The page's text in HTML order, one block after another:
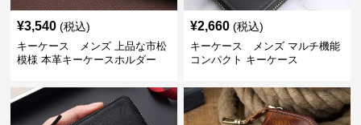
¥3,540 (税込)
キーケース メンズ 上品な市松
模様 本革キーケースホルダー
¥2,660 (税込)
キーケース メンズ マルチ機能
コンパクト キーケース